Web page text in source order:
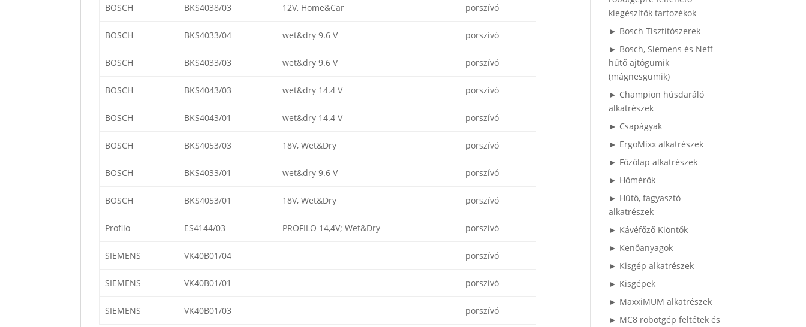
BOSCH BKS4038/03 12V, Home&Car porszívó
BOSCH BKS4033/04 wet&dry 9.6 V porszívó
BOSCH BKS4033/03 wet&dry 9.6 V porszívó
BOSCH BKS4043/03 wet&dry 14.4 V porszívó
BOSCH BKS4043/01 wet&dry 14.4 V porszívó
BOSCH BKS4053/03 18V, Wet&Dry porszívó
BOSCH BKS4033/01 wet&dry 9.6 V porszívó
BOSCH BKS4053/01 18V, Wet&Dry porszívó
Profilo ES4144/03 PROFILO 14,4V; Wet&Dry porszívó
SIEMENS VK40B01/04 porszívó
SIEMENS VK40B01/01 porszívó
SIEMENS VK40B01/03 porszívó
kiegészítők tartozékok
► Bosch Tisztítószerek
► Bosch, Siemens és Neff
hűtő ajtógumik
(mágnesgumik)
► Champion húsdaráló
alkatrészek
► Csapágyak
► ErgoMixx alkatrészek
► Főzőlap alkatrészek
► Hőmérők
► Hűtő, fagyasztó
alkatrészek
► Kávéfőző Kiöntők
► Kenőanyagok
► Kisgép alkatrészek
► Kisgépek
► MaxxiMUM alkatrészek
► MC8 robotgép feltétek és